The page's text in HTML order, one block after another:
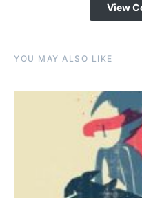
View
YOU MAY ALSO LIKE